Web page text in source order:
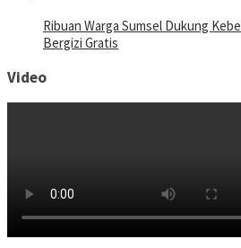
Ribuan Warga Sumsel Dukung
Bergizi Gratis
Video